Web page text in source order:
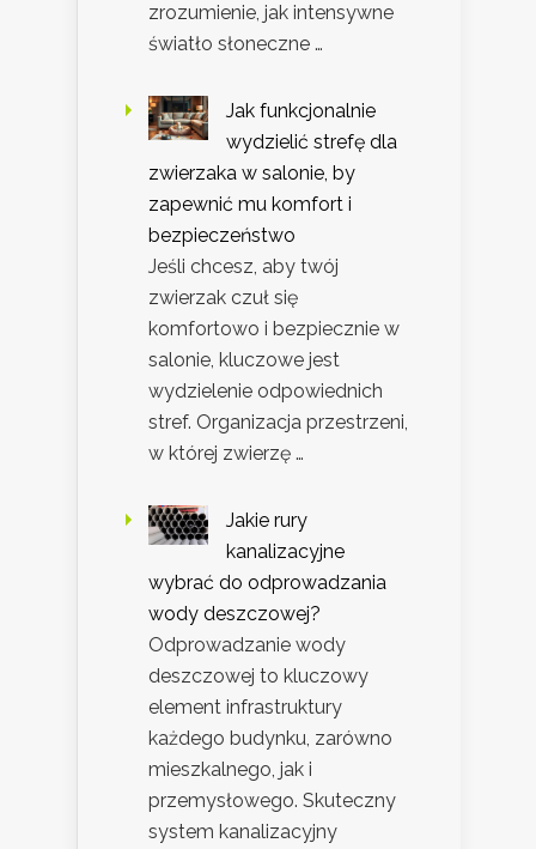
zrozumienie, jak intensywne
światło słoneczne …
Jak funkcjonalnie
wydzielić strefę dla
zwierzaka w salonie, by
zapewnić mu komfort i
bezpieczeństwo
Jeśli chcesz, aby twój
zwierzak czuł się
komfortowo i bezpiecznie w
salonie, kluczowe jest
wydzielenie odpowiednich
stref. Organizacja przestrzeni,
w której zwierzę …
Jakie rury
kanalizacyjne
wybrać do odprowadzania
wody deszczowej?
Odprowadzanie wody
deszczowej to kluczowy
element infrastruktury
każdego budynku, zarówno
mieszkalnego, jak i
przemysłowego. Skuteczny
system kanalizacyjny